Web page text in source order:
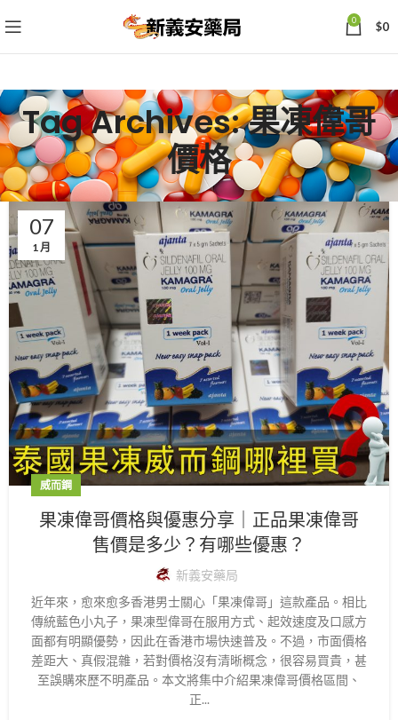
0 $0
Tag Archives: 果凍偉哥
價格
07
1 月
威而鋼
果凍偉哥價格與優惠分享｜正品果凍偉哥
售價是多少？有哪些優惠？
新義安藥局
近年來，愈來愈多香港男士關心「果凍偉哥」這款產品。相比
傳統藍色小丸子，果凍型偉哥在服用方式、起效速度及口感方
面都有明顯優勢，因此在香港市場快速普及。不過，市面價格
差距大、真假混雜，若對價格沒有清晰概念，很容易買貴，甚
至誤購來歷不明產品。本文將集中介紹果凍偉哥價格區間、
正...